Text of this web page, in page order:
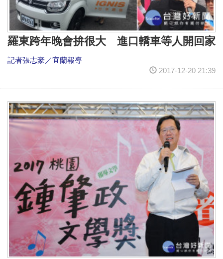
羅東跨年晚會拚很大 進口轎車等人開回家
記者張志豪／宜蘭報導
2017-12-20 21:39